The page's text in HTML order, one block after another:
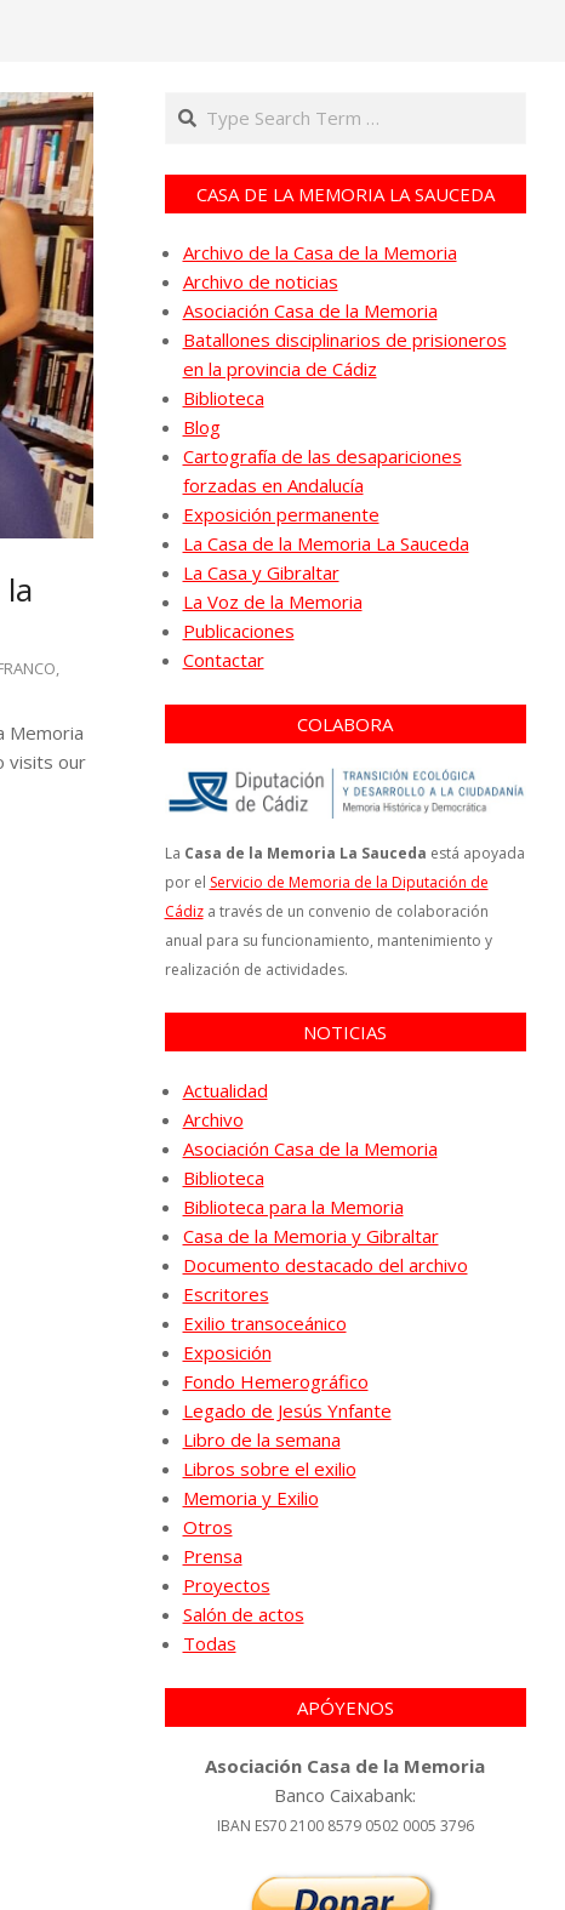
,
Memoria
visits our
Search
CASA DE LA MEMORIA LA SAUCEDA
Archivo de la Casa de la Memoria
Archivo de noticias
Asociación Casa de la Memoria
Batallones disciplinarios de prisioneros
en la provincia de Cádiz
Biblioteca
Blog
Cartografía de las desapariciones
forzadas en Andalucía
Exposición permanente
La Casa de la Memoria La Sauceda
La Casa y Gibraltar
La Voz de la Memoria
Publicaciones
Contactar
COLABORA
La Casa de la Memoria La Sauceda está apoyada
por el Servicio de Memoria de la Diputación de
Cádiza través de un convenio de colaboración
anual para su funcionamiento, mantenimiento y
realización de actividades.
NOTICIAS
Actualidad
Archivo
Asociación Casa de la Memoria
Biblioteca
Biblioteca para la Memoria
Casa de la Memoria y Gibraltar
Documento destacado del archivo
Escritores
Exilio transoceánico
Exposición
Fondo Hemerográfico
Legado de Jesús Ynfante
Libro de la semana
Libros sobre el exilio
Memoria y Exilio
Otros
Prensa
Proyectos
Salón de actos
Todas
APÓYENOS
Asociación Casa de la Memoria
Banco Caixabank:
IBAN ES70 2100 8579 0502 0005 3796